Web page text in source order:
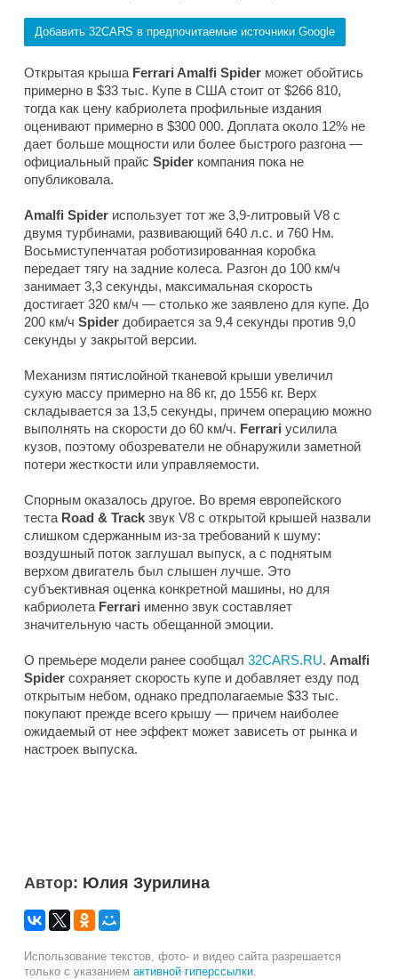
Добавить 32CARS в предпочитаемые источники Google
Открытая крыша Ferrari Amalfi Spider может обойтись
примерно в $33 тыс. Купе в США стоит от $266 810,
тогда как цену кабриолета профильные издания
оценивают примерно в $300 000. Доплата около 12% не
дает больше мощности или более быстрого разгона —
официальный прайс Spider компания пока не
опубликовала.
Amalfi Spider использует тот же 3,9-литровый V8 с
двумя турбинами, развивающий 640 л.с. и 760 Нм.
Восьмиступенчатая роботизированная коробка
передает тягу на задние колеса. Разгон до 100 км/ч
занимает 3,3 секунды, максимальная скорость
достигает 320 км/ч — столько же заявлено для купе. До
200 км/ч Spider добирается за 9,4 секунды против 9,0
секунды у закрытой версии.
Механизм пятислойной тканевой крыши увеличил
сухую массу примерно на 86 кг, до 1556 кг. Верх
складывается за 13,5 секунды, причем операцию можно
выполнять на скорости до 60 км/ч. Ferrari усилила
кузов, поэтому обозреватели не обнаружили заметной
потери жесткости или управляемости.
Спорным оказалось другое. Во время европейского
теста Road & Track звук V8 с открытой крышей назвали
слишком сдержанным из-за требований к шуму:
воздушный поток заглушал выпуск, а с поднятым
верхом двигатель был слышен лучше. Это
субъективная оценка конкретной машины, но для
кабриолета Ferrari именно звук составляет
значительную часть обещанной эмоции.
О премьере модели ранее сообщал 32CARS.RU. Amalfi
Spider сохраняет скорость купе и добавляет езду под
открытым небом, однако предполагаемые $33 тыс.
покупают прежде всего крышу — причем наиболее
ожидаемый от нее эффект может зависеть от рынка и
настроек выпуска.
Автор: Юлия Зурилина
Использование текстов, фото- и видео сайта разрешается
только с указанием активной гиперссылки